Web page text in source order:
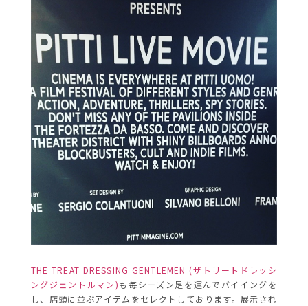
THE TREAT DRESSING GENTLEMEN (ザトリートドレッシ
ングジェントルマン)も毎シーズン足を運んでバイイングを
し、店頭に並ぶアイテムをセレクトしております。展示され